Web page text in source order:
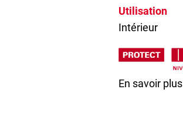
Utilisation
Intérieur
En savoir plus